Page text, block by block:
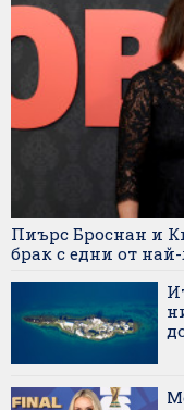
Пиърс Броснан и
брак с едни от